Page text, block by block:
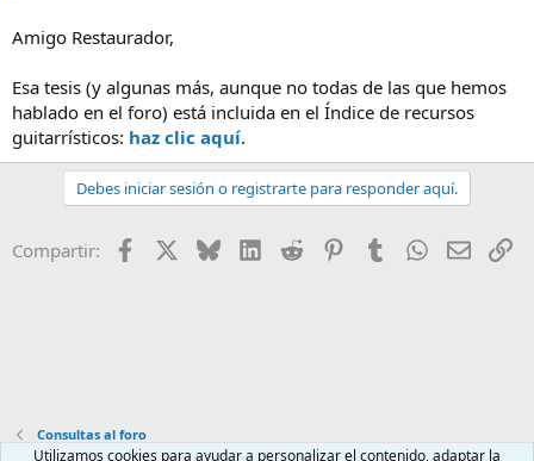
Amigo Restaurador,
Esa tesis (y algunas más, aunque no todas de las que hemos
hablado en el foro) está incluida en el Índice de recursos
guitarrísticos: haz clic aquí.
Debes iniciar sesión o registrarte para responder aquí.
Compartir: Facebook BlueskyLinkedIn
Reddit PinterestTumblr WhatsApp
Email
Consultas al foro
Utilizamos cookies para ayudar a personalizar el contenido, adaptar la